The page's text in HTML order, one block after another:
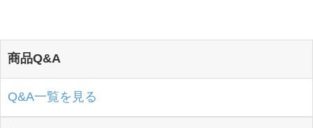
商品Q&A
Q&A一覧を見る